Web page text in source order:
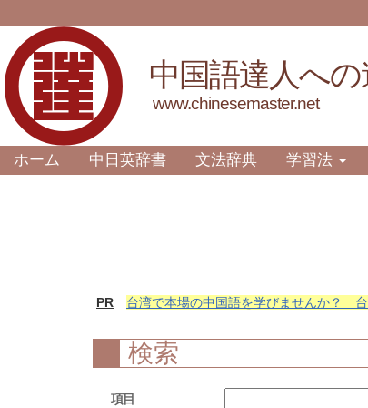
中国語達人への
www.chinesemaster.net
ホーム 中日英辞書 文法辞典 学習法
PR 台湾で本場の中国語を学びませんか？
検索
項目